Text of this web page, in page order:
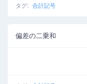
タグ: 合計記号
偏差の二乗和